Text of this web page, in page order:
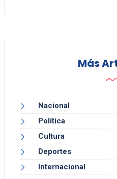
Más
Nacional
Política
Cultura
Deportes
Internacional